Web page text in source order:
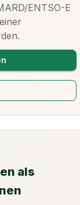
ENTSO-E
als